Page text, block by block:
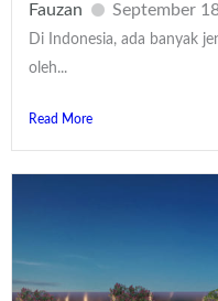
Fauzan September
Di Indonesia, ada banyak
oleh...
Read More